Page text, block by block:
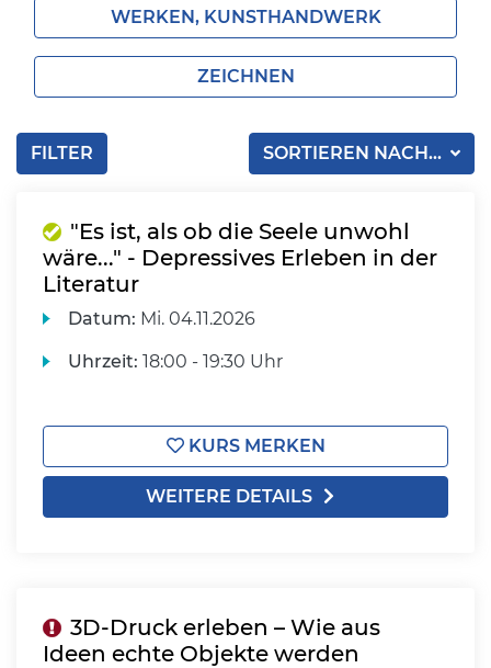
WERKEN, KUNSTHANDWERK
ZEICHNEN
SORTIEREN NACH...
FILTER
"Es ist, als ob die Seele unwohl
wäre..." - Depressives Erleben in der
Literatur
Datum: Mi. 04.11.2026
Uhrzeit: 18:00 - 19:30 Uhr
KURS MERKEN
WEITERE DETAILS
3D-Druck erleben – Wie aus
Ideen echte Objekte werden